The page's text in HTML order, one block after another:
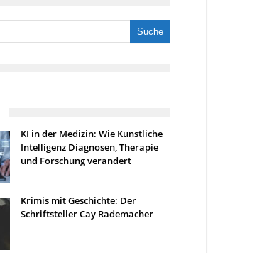
KI in der Medizin: Wie Künstliche
Intelligenz Diagnosen, Therapie
und Forschung verändert
Krimis mit Geschichte: Der
Schriftsteller Cay Rademacher